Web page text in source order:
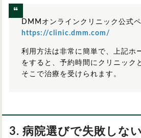
DMMオンラインクリニック公式ペ
https://clinic.dmm.com/
利用方法は非常に簡単で、上記ホ
をすると、予約時間にクリニック
そこで治療を受けられます。
3. 病院選びで失敗しな